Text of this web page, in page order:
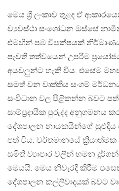
මෙය ශ්‍රී ලංකාව තුළද ඒ
ව්‍යවස්ථා සංශෝධන ඔස්සේ
එමඟින් පඹ විපක්ෂයක් නිර්මාණය
පැවති තත්වයෙන් උපරිම
අයවලුන්ට හැකි විය. එසේම
සමත් වන වෘත්තීය සංගම්
සංවිධාන වල පිළිකන්න බවට පත්
සාම්ප්‍රදායික පුරුද්ද අනුගමනය
දේශපාලන නායකයින්ගේ
පත් විය. වර්තමානයේ
සමිති ව්‍යාපාර වලින් හමන
මෙයයි. මෙය නිවැරදි කිරීම
දේශපාලන කල්ලිවාදයක් බවට